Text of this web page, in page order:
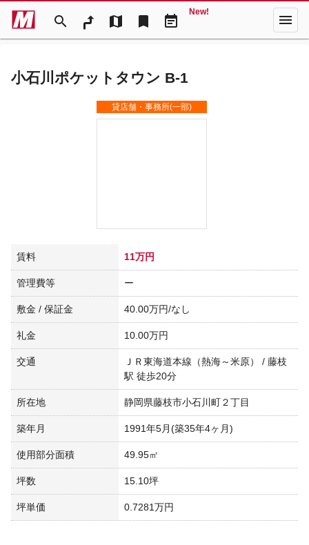
search map bookmark event_note
New! menu
小石川ポケットタウン B-1
貸店舗・事務所(一部)
賃料 11万円
管理費等 ー
敷金 / 保証金 40.00万円/なし
礼金 10.00万円
交通
ＪＲ東海道本線（熱海～米原） / 藤枝
駅 徒歩20分
所在地 静岡県藤枝市小石川町２丁目
築年月 1991年5月(築35年4ヶ月)
使用部分面積 49.95㎡
坪数 15.10坪
坪単価 0.7281万円